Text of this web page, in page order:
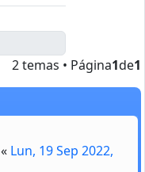
2 temas • Página1de1
« Lun, 19 Sep 2022,